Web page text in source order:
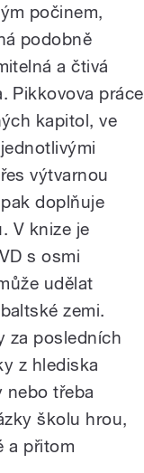
počinem,
podobně
a čtivá
Pikkovova práce
kapitol, ve
výtvarnou
doplňuje
V knize je
s osmi
udělat
zemi.
za posledních
z hlediska
nebo třeba
školu hrou,
a přitom